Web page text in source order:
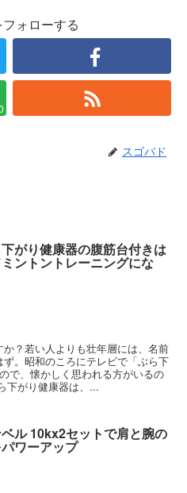
ォローする
スゴバド
がり健康器の腹筋台付きは
ントントレーニングにな
？若い人よりも壮年層には、名前
。昭和のころにテレビで「ぶら下
で、懐かしく思われる方がいるの
下がり健康器は、...
ル 10kx2セットで肩と腕の
ワーアップ